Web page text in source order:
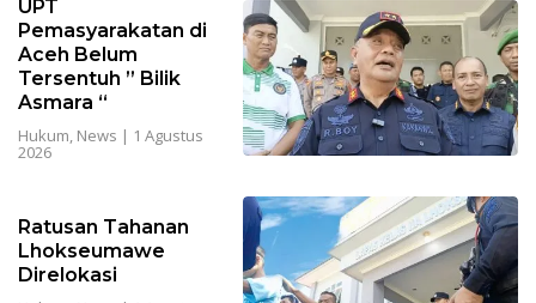
UPT
Pemasyarakatan di
Aceh Belum
Tersentuh ” Bilik
Asmara “
Hukum, News | 1 Agustus
2026
Ratusan Tahanan
Lhokseumawe
Direlokasi